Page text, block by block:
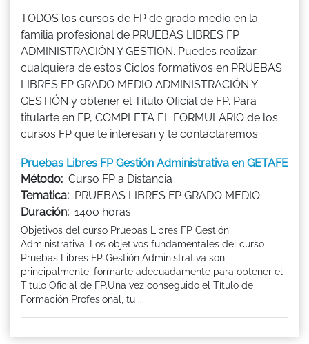
TODOS los cursos de FP de grado medio en la
familia profesional de PRUEBAS LIBRES FP
ADMINISTRACIÓN Y GESTIÓN. Puedes realizar
cualquiera de estos Ciclos formativos en PRUEBAS
LIBRES FP GRADO MEDIO ADMINISTRACIÓN Y
GESTIÓN y obtener el Título Oficial de FP. Para
titularte en FP, COMPLETA EL FORMULARIO de los
cursos FP que te interesan y te contactaremos.
Pruebas Libres FP Gestión Administrativa en GETAFE
Método: Curso FP a Distancia
Tematica: PRUEBAS LIBRES FP GRADO MEDIO
Duración: 1400 horas
Objetivos del curso Pruebas Libres FP Gestión
Administrativa: Los objetivos fundamentales del curso
Pruebas Libres FP Gestión Administrativa son,
principalmente, formarte adecuadamente para obtener el
Titulo Oficial de FP.Una vez conseguido el Título de
Formación Profesional, tu ...